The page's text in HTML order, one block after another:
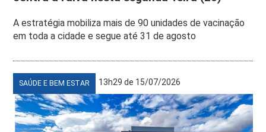
A estratégia mobiliza mais de 90 unidades de vacinação
em toda a cidade e segue até 31 de agosto
SAÚDE E BEM ESTAR 13h29 de 15/07/2026